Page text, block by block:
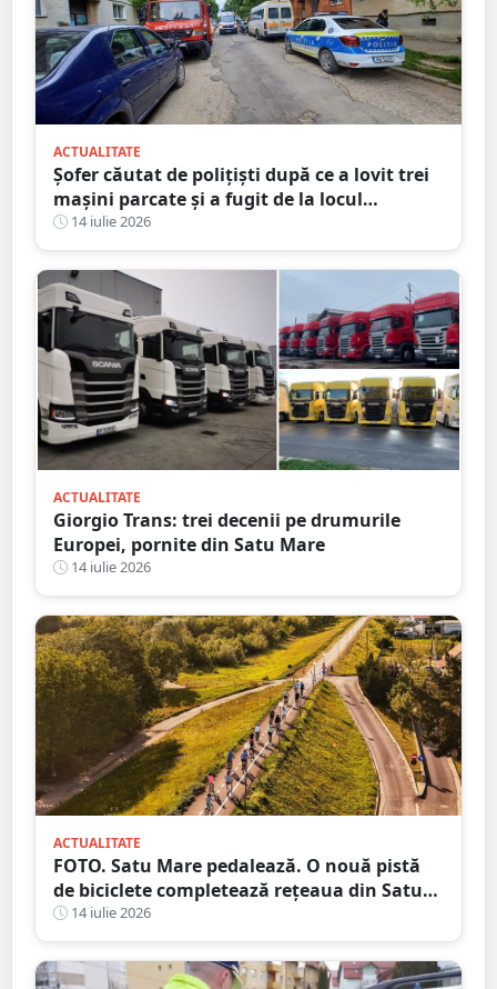
ACTUALITATE
Șofer căutat de polițiști după ce a lovit trei
mașini parcate și a fugit de la locul
accidentului, în Satu Mare
14 iulie 2026
ACTUALITATE
Giorgio Trans: trei decenii pe drumurile
Europei, pornite din Satu Mare
14 iulie 2026
ACTUALITATE
FOTO. Satu Mare pedalează. O nouă pistă
de biciclete completează rețeaua din Satu
Mare
14 iulie 2026